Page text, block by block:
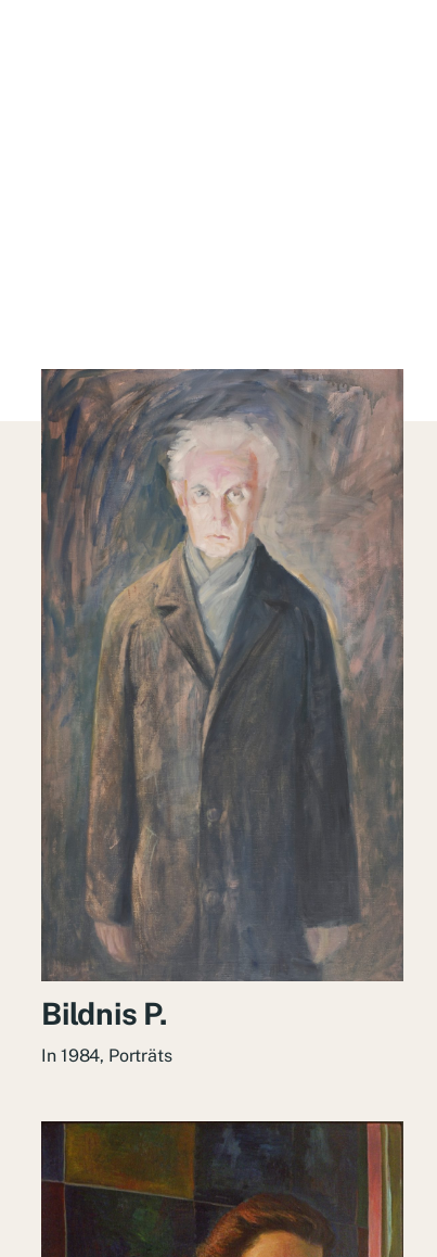
Bildnis P.
In 1984, Porträts